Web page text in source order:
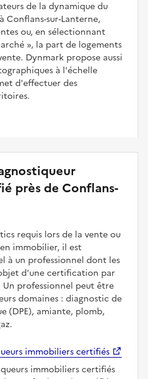
de la dynamique du
sur-Lanterne,
ou, en sélectionnant
, la part de logements
Dynmark propose aussi
à l'échelle
d'effectuer des
près de Conflans-
requis lors de la vente ou
immobilier, il est
à un professionnel dont les
d'une certification par
professionnel peut être
domaines : diagnostic de
(DPE), amiante, plomb,
immobiliers certifiés
immobiliers certifiés